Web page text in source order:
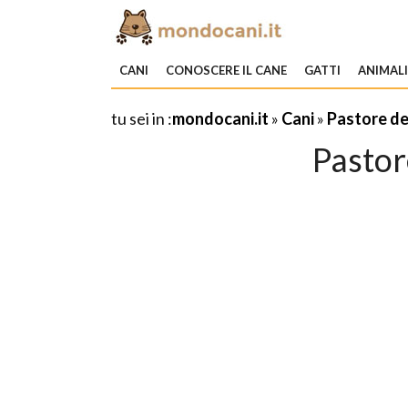
CANI CONOSCERE IL CANE GATTI
tu sei in :mondocani.it » Cani» Pastore